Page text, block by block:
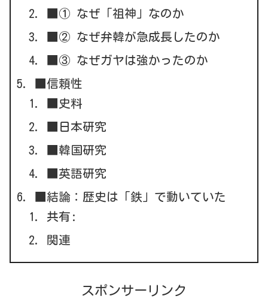
■① なぜ「祖神」なのか
■② なぜ弁韓が急成長したのか
■③ なぜガヤは強かったのか
■信頼性
■史料
■日本研究
■韓国研究
■英語研究
■結論：歴史は「鉄」で動いていた
共有:
関連
スポンサーリンク